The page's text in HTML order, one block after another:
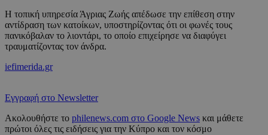
Η τοπική υπηρεσία Άγριας Ζωής απέδωσε την επίθεση στην
αντίδραση των κατοίκων, υποστηρίζοντας ότι οι φωνές τους
πανικόβαλαν το λιοντάρι, το οποίο επιχείρησε να διαφύγει
τραυματίζοντας τον άνδρα.
iefimerida.gr
Εγγραφή στο Newsletter
Ακολουθήστε το philenews.com στο Google News και μάθετε
πρώτοι όλες τις ειδήσεις για την Κύπρο και τον κόσμο